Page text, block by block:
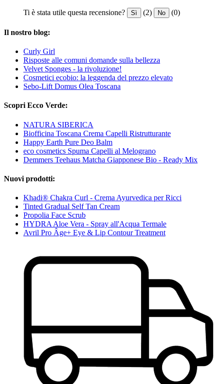
Ti è stata utile questa recensione? Sì (2) No (0)
Il nostro blog:
Curly Girl
Risposte alle comuni domande sulla bellezza
Velvet Sponges - la rivoluzione!
Cosmetici ecobio: la leggenda del prezzo elevato
Sebo-Lift Domus Olea Toscana
Scopri Ecco Verde:
NATURA SIBERICA
Biofficina Toscana Crema Capelli Ristrutturante
Happy Earth Pure Deo Balm
eco cosmetics Spuma Capelli al Melograno
Demmers Teehaus Matcha Giapponese Bio - Ready Mix
Nuovi prodotti:
Khadi® Chakra Curl - Crema Ayurvedica per Ricci
Tinted Gradual Self Tan Cream
Propolia Face Scrub
HYDRA Aloe Vera - Spray all'Acqua Termale
Avril Pro Âge+ Eye & Lip Contour Treatment